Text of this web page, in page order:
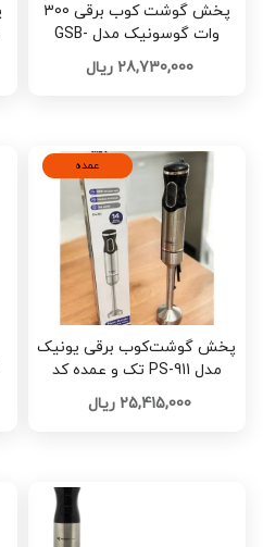
پخش گوشت کوب برقی 300
وات گوسونیک مدل GSB-
28,730,000 ریال
عمده
پخش گوشت‌کوب برقی یونیک
مدل PS-911 تک و عمده کد
G6523
25,415,000 ریال